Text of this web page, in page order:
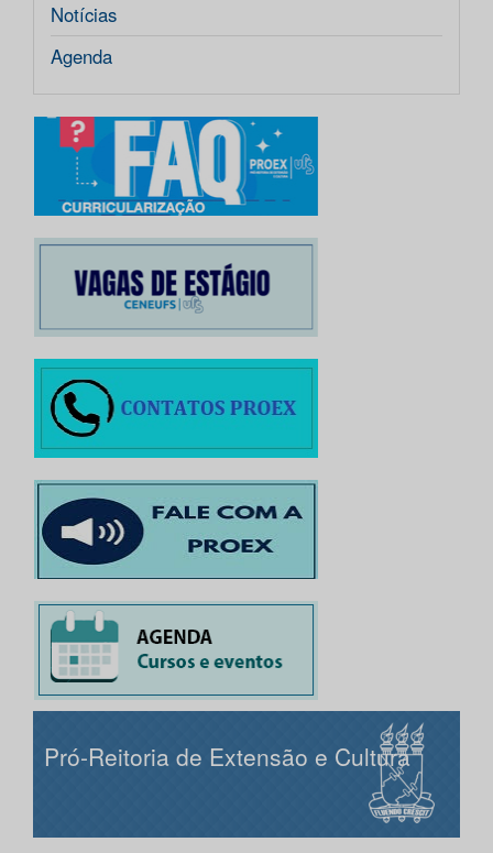
Notícias
Agenda
Pró-Reitoria de Extensão e Cultura